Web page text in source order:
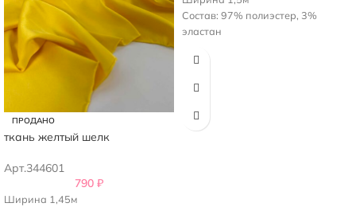
ПРОДАНО
ткань желтый шелк
Арт.344601
790 ₽
Ширина 1,45м
Состав: 97% полиэстер, 3%
эластан